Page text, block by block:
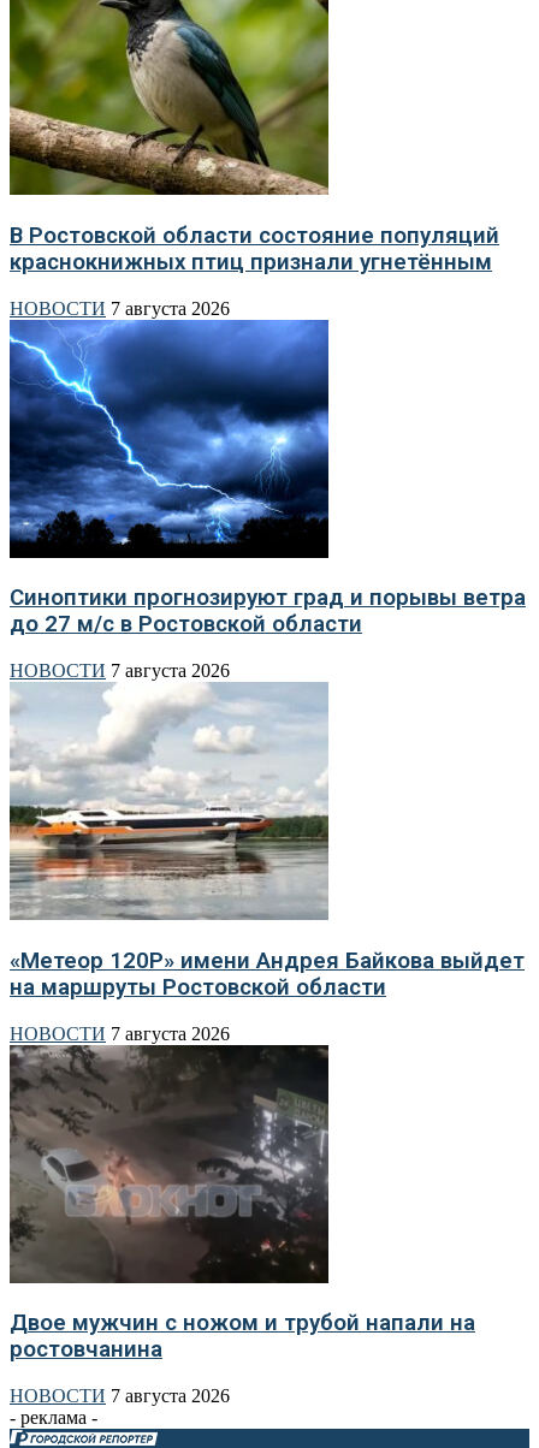
В Ростовской области состояние популяций
краснокнижных птиц признали угнетённым
НОВОСТИ 7 августа 2026
Синоптики прогнозируют град и порывы ветра
до 27 м/с в Ростовской области
НОВОСТИ 7 августа 2026
«Метеор 120Р» имени Андрея Байкова выйдет
на маршруты Ростовской области
НОВОСТИ 7 августа 2026
Двое мужчин с ножом и трубой напали на
ростовчанина
НОВОСТИ 7 августа 2026
- реклама -